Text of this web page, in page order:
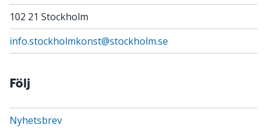
102 21 Stockholm
info.stockholmkonst@stockholm.se
Följ
Nyhetsbrev